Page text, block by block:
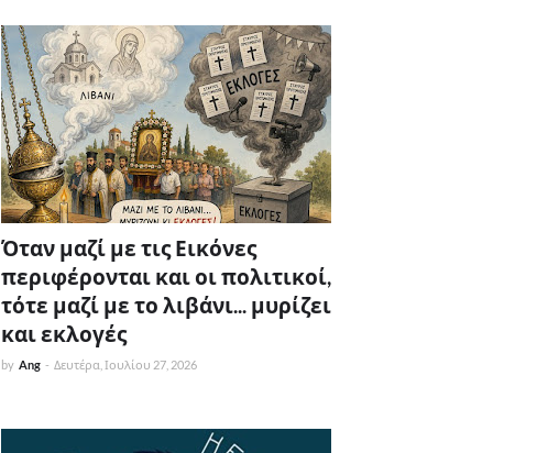
Όταν μαζί με τις Εικόνες
περιφέρονται και οι πολιτικοί,
τότε μαζί με το λιβάνι... μυρίζει
και εκλογές
by Ang - Δευτέρα, Ιουλίου 27, 2026